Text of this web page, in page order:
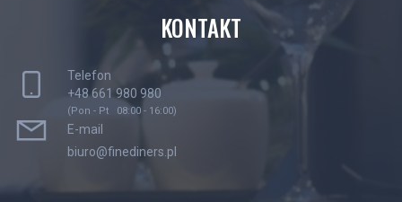
KONTAKT
Telefon
+48 661 980 980
(Pon - Pt 08:00 - 16:00)
E-mail
biuro@finediners.pl